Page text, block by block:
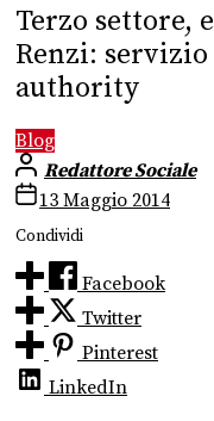
Terzo settore,
Renzi:
authority
Blog
Redattore Sociale
13 Maggio 2014
Condividi
Facebook
Twitter
Pinterest
LinkedIn